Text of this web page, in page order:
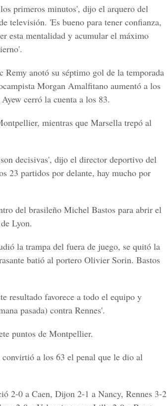
primeros minutos', dijo el arquero del
televisión. 'Es bueno para tener confianza,
esta mentalidad y acumular el máximo
anotó su séptimo gol de la temporada
Morgan Amalfitano aumentó a los
cerró la cuenta a los 83.
mientras que Marsella trepó al
decisivas', dijo el director deportivo del
23 partidos por delante, hay mucho por
del brasileño Michel Bastos para abrir el
Lyon.
la trampa del fuera de juego, se quitó la
batió al portero Olivier Sorin. Bastos
resultado favorece a todo el equipo y
pasada) contra Rennes'.
puntos de Montpellier.
a los 63 el penal que le dio al
2-0 a Caen, Dijon 2-1 a Nancy, Rennes 3-2